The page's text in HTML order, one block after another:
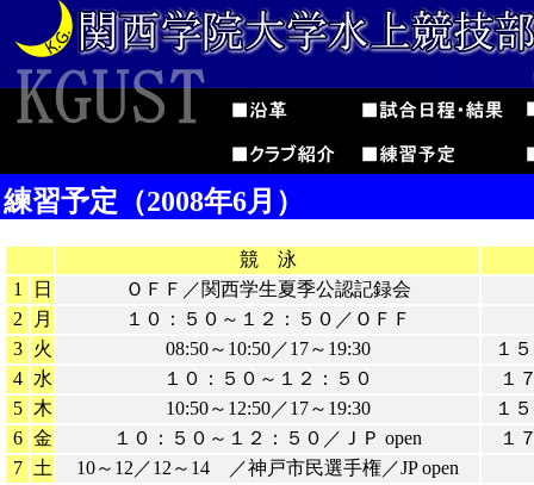
競 泳
1
日
ＯＦＦ／関西学生夏季公認記録会
2
月
１０：５０～１２：５０／ＯＦＦ
3
火 08:50～10:50／17～19:30
１
4
水 １０：５０～１２：５０
１
5
木 10:50～12:50／17～19:30
１
6 金 １０：５０～１２：５０／ＪＰ open
１
7
土 10～12／12～14 ／神戸市民選手権／JP open
練習予定（2008年6月）